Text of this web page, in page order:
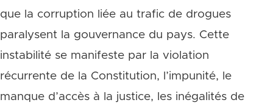
que la corruption liée au trafic de drogues
paralysent la gouvernance du pays. Cette
instabilité se manifeste par la violation
récurrente de la Constitution, l’impunité, le
manque d’accès à la justice, les inégalités de